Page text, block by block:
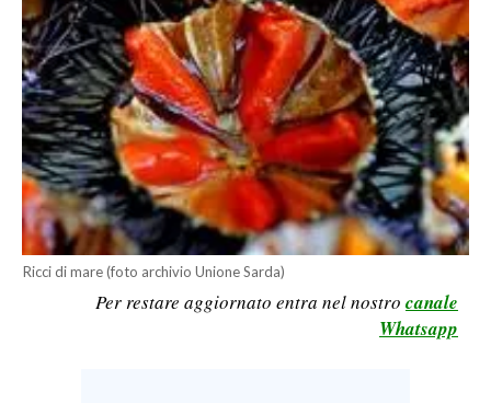
ITALIA
MONDO
POLITICA
ECONOMIA
SERVIZI ALLE IMPRESE
LAVORO
BANDI
Ricci di mare (foto archivio Unione Sarda)
Per restare aggiornato entra nel nostro canale
Whatsapp